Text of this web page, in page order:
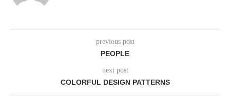
previous post
PEOPLE
next post
COLORFUL DESIGN PATTERNS